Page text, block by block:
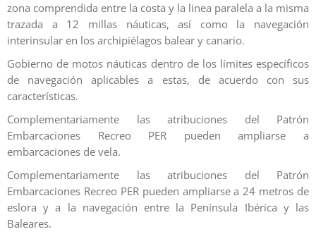
zona comprendida entre la costa y la linea paralela a la misma
trazada a 12 millas náuticas, así como la navegación
interinsular en los archipiélagos balear y canario.
Gobierno de motos náuticas dentro de los límites específicos
de navegación aplicables a estas, de acuerdo con sus
características.
Complementariamente las atribuciones del Patrón
Embarcaciones Recreo PER pueden ampliarse a
embarcaciones de vela.
Complementariamente las atribuciones del Patrón
Embarcaciones Recreo PER pueden ampliarse a 24 metros de
eslora y a la navegación entre la Península Ibérica y las
Baleares.